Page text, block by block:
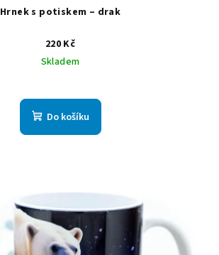
Hrnek s potiskem – drak
220 Kč
Skladem
Do košíku